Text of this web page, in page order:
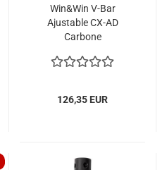
Win&Win V-Bar
Ajustable CX-AD
Carbone
126,35 EUR